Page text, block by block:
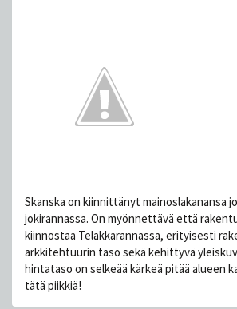
Skanska on kiinnittänyt mainoslakanansa
jokirannassa. On myönnettävä että
kiinnostaa Telakkarannassa, erityisesti
arkkitehtuurin taso sekä kehittyvä
hintataso on selkeää kärkeä pitää alueen
tätä piikkiä!